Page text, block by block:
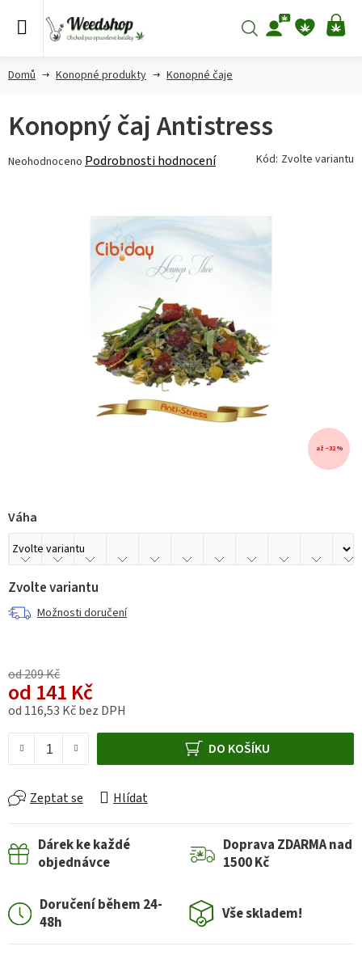
Hledat
Domů Konopné produkty Konopné čaje
Váha
Zvolte variantu
Možnosti doručení
od 209 Kč
od 141 Kč
od 116,53 Kčbez DPH
DO KOŠÍKU
Zeptat se Hlídat
Konopný čaj Antistress
Průměrné
Neohodnoceno Podrobnosti hodnocení Kód: Zvolte variantu
až –32 %
Dárek ke každé
objednávce
Doprava ZDARMA nad
1500 Kč
Doručení během 24-
48h
Vše skladem!